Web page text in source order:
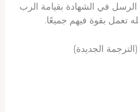
في الشهادة بقيامة الرب
تعمل بقوة فيهم جميعًا.